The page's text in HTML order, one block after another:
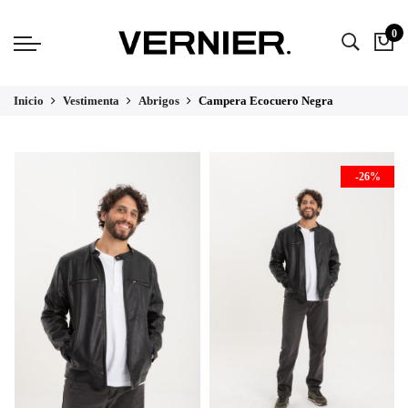
0
Inicio Vestimenta Abrigos Campera Ecocuero Negra
-26%